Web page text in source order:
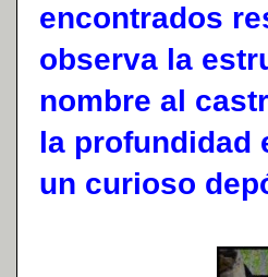
encontrados
observa la
nombre al
la profundidad
un curioso